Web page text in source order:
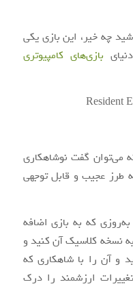
چه خیر، این بازی یکی
بازی‌های کامپیوتری
می‌توان گفت نوشاهکاری
طرز عجیب و قابل توجهی
که به بازی اضافه
نسخه کلاسیک آن کنید و
و آن را با شاهکاری که
ارزشمند را درک